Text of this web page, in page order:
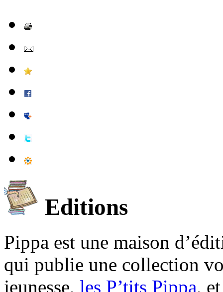
Editions
Pippa est une maison
qui publie une collection
jeunesse, les P’tits Pippa,